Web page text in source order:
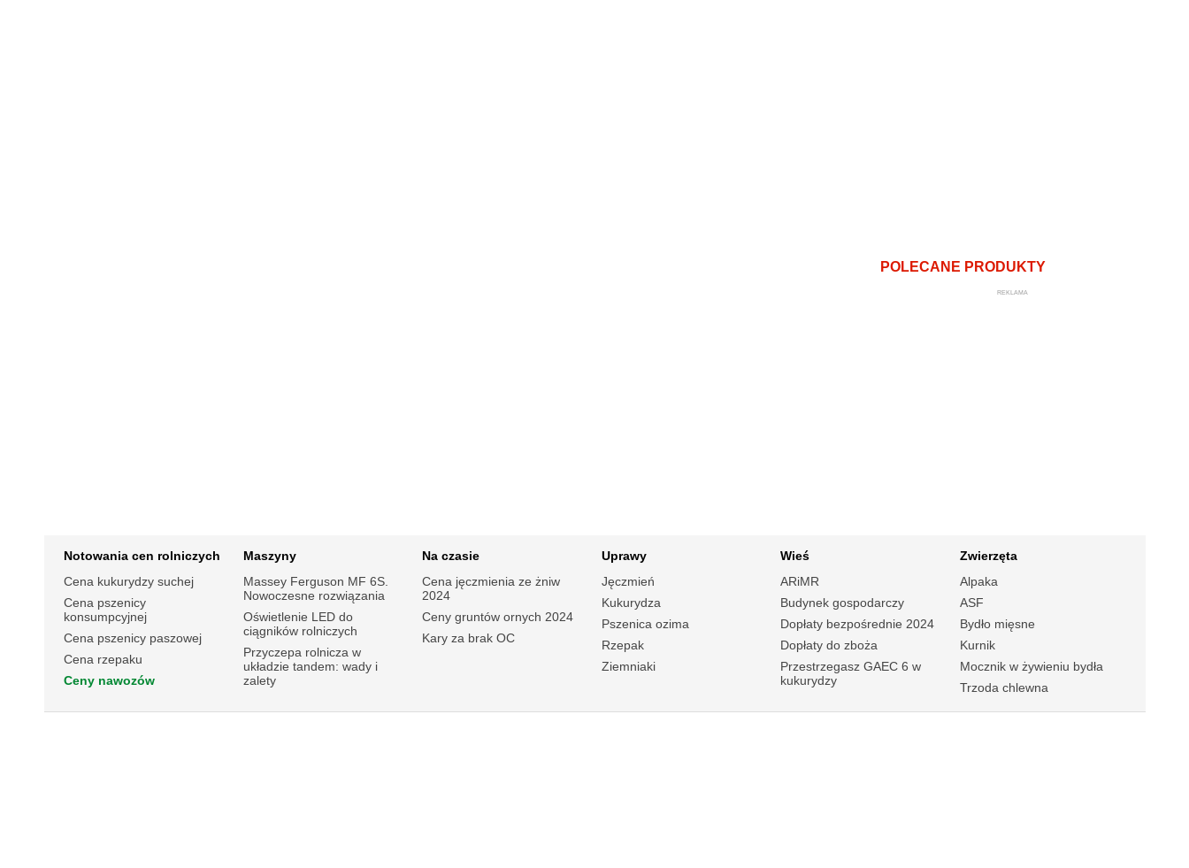
POLECANE PRODUKTY
REKLAMA
Notowania cen rolniczych
Cena kukurydzy suchej
Cena pszenicy
konsumpcyjnej
Cena pszenicy paszowej
Cena rzepaku
Ceny nawozów
Maszyny
Massey Ferguson MF 6S.
Nowoczesne rozwiązania
Oświetlenie LED do
ciągników rolniczych
Przyczepa rolnicza w
układzie tandem: wady i
zalety
Na czasie
Cena jęczmienia ze żniw
2024
Ceny gruntów ornych 2024
Kary za brak OC
Uprawy
Jęczmień
Kukurydza
Pszenica ozima
Rzepak
Ziemniaki
Wieś
ARiMR
Budynek gospodarczy
Dopłaty bezpośrednie 2024
Dopłaty do zboża
Przestrzegasz GAEC 6 w
kukurydzy
Zwierzęta
Alpaka
ASF
Bydło mięsne
Kurnik
Mocznik w żywieniu bydła
Trzoda chlewna